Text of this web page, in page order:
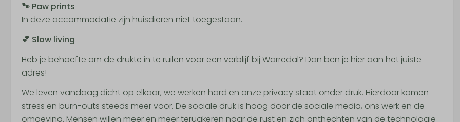
🐾 Paw prints
In deze accommodatie zijn huisdieren niet toegestaan.
💕 Slow living
Heb je behoefte om de drukte in te ruilen voor een verblijf bij Warredal? Dan ben je hier aan het juiste
adres!
We leven vandaag dicht op elkaar, we werken hard en onze privacy staat onder druk. Hierdoor komen
stress en burn-outs steeds meer voor. De sociale druk is hoog door de sociale media, ons werk en de
omgeving. Mensen willen meer en meer terugkeren naar de rust en zich onthechten van de technologie